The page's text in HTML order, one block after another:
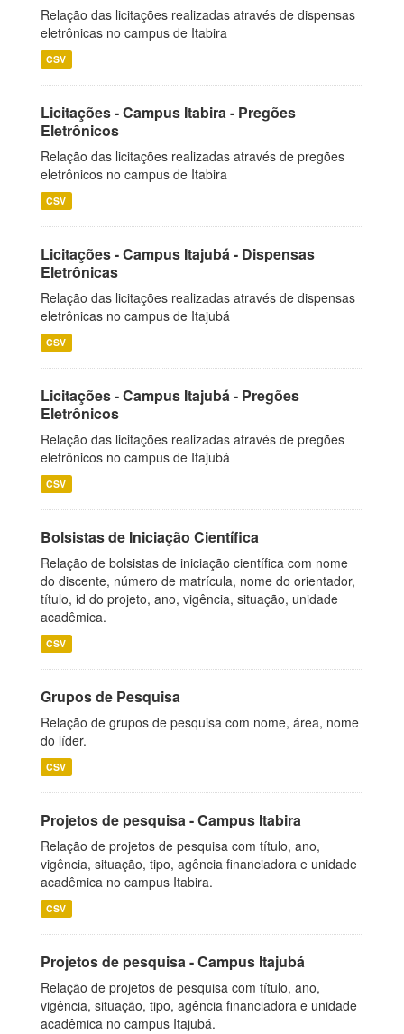
Relação das licitações realizadas através de dispensas
eletrônicas no campus de Itabira
CSV
Licitações - Campus Itabira - Pregões
Eletrônicos
Relação das licitações realizadas através de pregões
eletrônicos no campus de Itabira
CSV
Licitações - Campus Itajubá - Dispensas
Eletrônicas
Relação das licitações realizadas através de dispensas
eletrônicas no campus de Itajubá
CSV
Licitações - Campus Itajubá - Pregões
Eletrônicos
Relação das licitações realizadas através de pregões
eletrônicos no campus de Itajubá
CSV
Bolsistas de Iniciação Científica
Relação de bolsistas de iniciação científica com nome
do discente, número de matrícula, nome do orientador,
título, id do projeto, ano, vigência, situação, unidade
acadêmica.
CSV
Grupos de Pesquisa
Relação de grupos de pesquisa com nome, área, nome
do líder.
CSV
Projetos de pesquisa - Campus Itabira
Relação de projetos de pesquisa com título, ano,
vigência, situação, tipo, agência financiadora e unidade
acadêmica no campus Itabira.
CSV
Projetos de pesquisa - Campus Itajubá
Relação de projetos de pesquisa com título, ano,
vigência, situação, tipo, agência financiadora e unidade
acadêmica no campus Itajubá.